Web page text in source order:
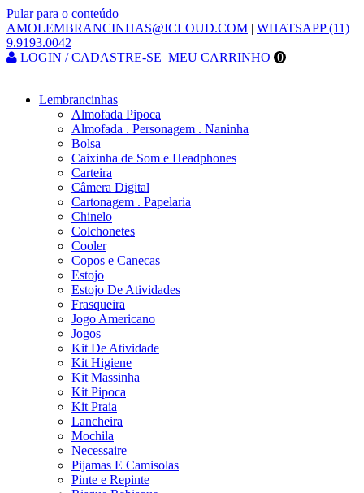
Pular para o conteúdo
AMOLEMBRANCINHAS@ICLOUD.COM | WHATSAPP (11)
9.9193.0042
LOGIN / CADASTRE-SE MEU CARRINHO 0
Lembrancinhas
Almofada Pipoca
Almofada . Personagem . Naninha
Bolsa
Caixinha de Som e Headphones
Carteira
Câmera Digital
Cartonagem . Papelaria
Chinelo
Colchonetes
Cooler
Copos e Canecas
Estojo
Estojo De Atividades
Frasqueira
Jogo Americano
Jogos
Kit De Atividade
Kit Higiene
Kit Massinha
Kit Pipoca
Kit Praia
Lancheira
Mochila
Necessaire
Pijamas E Camisolas
Pinte e Repinte